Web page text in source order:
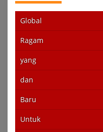
Global
Ragam
yang
dan
Baru
Untuk